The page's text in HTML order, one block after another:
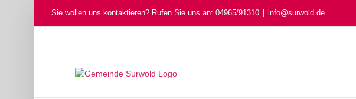
Sie wollen uns kontaktieren? Rufen Sie uns an: 04965/91310 info@surwold.de